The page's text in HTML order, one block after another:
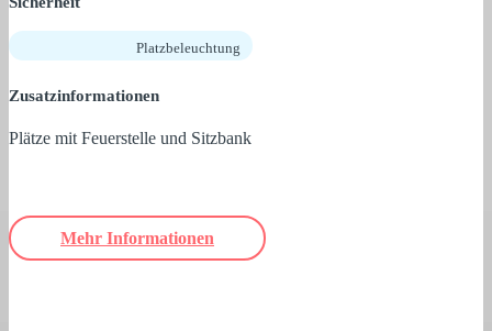
Platzbeleuchtung
Zusatzinformationen
Plätze mit Feuerstelle und Sitzbank
Mehr Informationen